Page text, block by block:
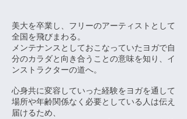
美大を卒業し、フリーのアーティストとして
全国を飛びまわる。
メンテナンスとしておこなっていたヨガで自
分のカラダと向き合うことの意味を知り、イ
ンストラクターの道へ。
心身共に変容していった経験をヨガを通して
場所や年齢関係なく必要としている人は伝え
届けるため、